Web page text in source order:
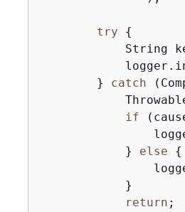
try
{
String
        }
catch
if
            }
else
{
            }
return ;